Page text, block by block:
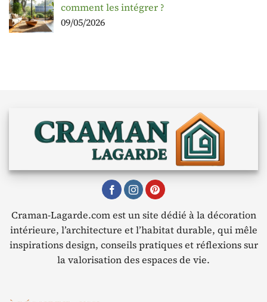
comment les intégrer ?
09/05/2026
Craman-Lagarde.com est un site dédié à la décoration
intérieure, l’architecture et l’habitat durable, qui mêle
inspirations design, conseils pratiques et réflexions sur
la valorisation des espaces de vie.